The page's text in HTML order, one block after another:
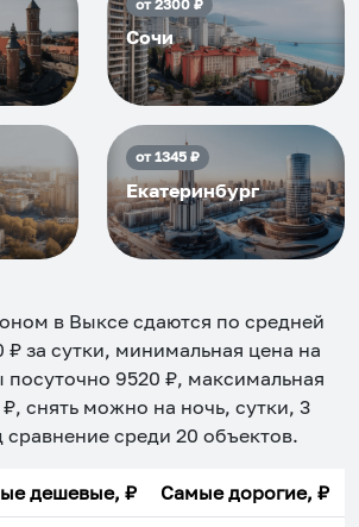
от2300₽
Сочи
от1345₽
Екатеринбург
в Выксе сдаются по средней
₽ за сутки, минимальная цена на
посуточно 9520 ₽, максимальная
₽, снять можно на ночь, сутки, 3
сравнение среди 20 объектов.
дешевые, ₽ Самые дорогие, ₽